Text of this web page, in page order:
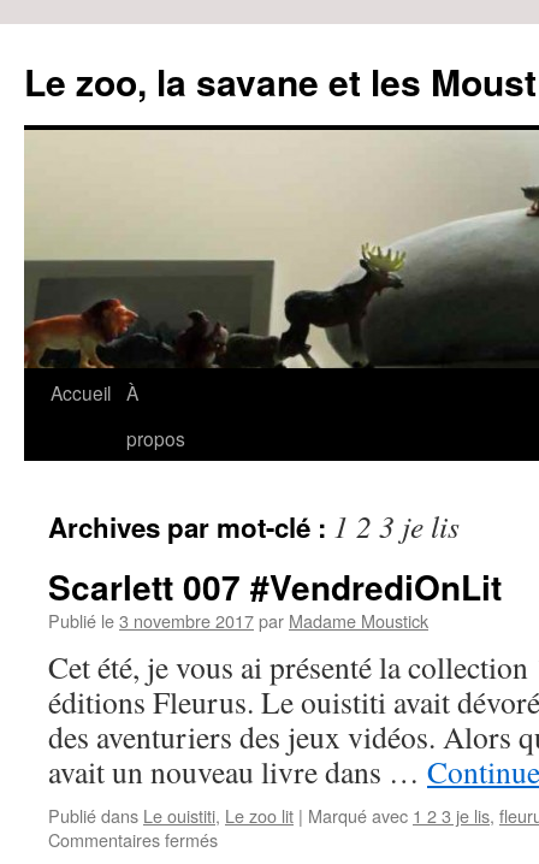
Le zoo, la savane et les
Aller
Accueil À
propos
Archives par mot-clé : 1 2 3 je lis
Scarlett 007 #VendrediOnLit
Publié le3 novembre 2017par Madame Moustick
Cet été, je vous ai présenté la
éditions Fleurus. Le ouistiti avait
des aventuriers des jeux vidéos. Alors
avait un nouveau livre dans …
Publié dans Le ouistiti, Le zoo lit | Marqué avec 1 2 3 je lis,
Commentaires fermés